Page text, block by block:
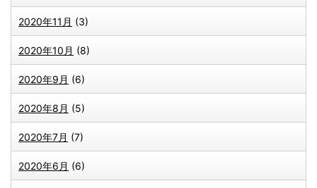
2020年11月 (3)
2020年10月 (8)
2020年9月 (6)
2020年8月 (5)
2020年7月 (7)
2020年6月 (6)